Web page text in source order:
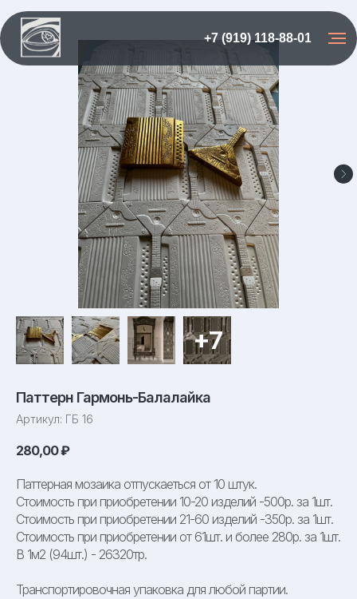
+7 (919) 118-88-01
Паттерн Гармонь-Балалайка
Артикул: ГБ 16
280,00₽
Паттерная мозаика отпускаеться от 10 штук.
Стоимость при приобретении 10-20 изделий -500р. за 1шт.
Стоимость при приобретении 21-60 изделий -350р. за 1шт.
Стоимость при приобретении от 61шт. и более 280р. за 1шт.
В 1м2 (94шт.) - 26320тр.
Транспортировочная упаковка для любой партии.